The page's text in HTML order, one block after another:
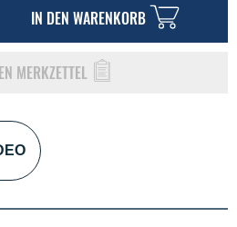
IN DEN WARENKORB
MERKZETTEL